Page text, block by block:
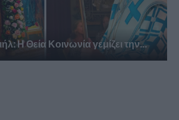
Η Θεία Κοινωνία γεμίζει την...